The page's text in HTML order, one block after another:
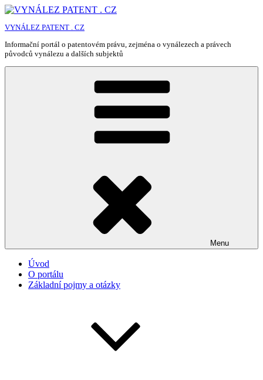
Přejít
obsahu
webu
VYNÁLEZ PATENT . CZ
Informační portál o patentovém právu, zejména o vynálezech a právech
původců vynálezu a dalších subjektů
Menu
Úvod
O portálu
Základní pojmy a otázky